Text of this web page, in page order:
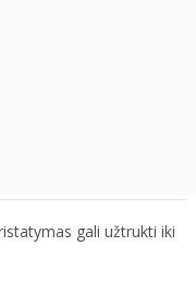
gali užtrukti iki